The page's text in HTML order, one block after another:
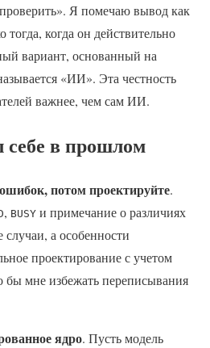
Я помечаю вывод как
когда он действительно
вариант, основанный на
«ИИ». Эта честность
важнее, чем сам ИИ.
себе в прошлом
потом проектируйте.
, BUSY и примечание о различиях
а особенности
проектирование с учетом
бы мне избежать переписывания
ядро. Пусть модель